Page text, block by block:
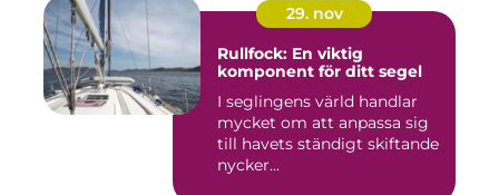
29. nov
Rullfock: En viktig
komponent för ditt segel
I seglingens värld handlar
mycket om att anpassa sig
till havets ständigt skiftande
nycker...